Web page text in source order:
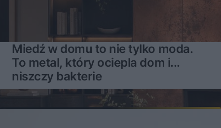
Miedź w domu to nie tylko moda.
To metal, który ociepla dom i...
niszczy bakterie